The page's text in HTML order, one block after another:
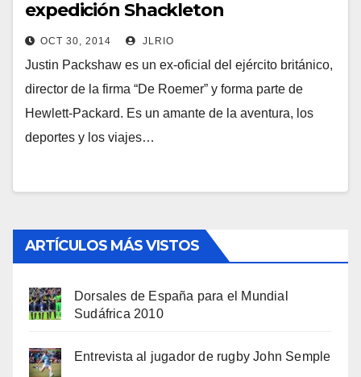
expedición Shackleton
OCT 30, 2014 JLRIO
Justin Packshaw es un ex-oficial del ejército británico,
director de la firma “De Roemer” y forma parte de
Hewlett-Packard. Es un amante de la aventura, los
deportes y los viajes…
ARTÍCULOS MÁS VISTOS
Dorsales de España para el Mundial
Sudáfrica 2010
Entrevista al jugador de rugby John Semple